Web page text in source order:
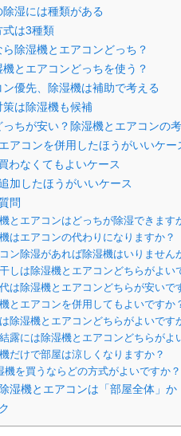
除湿には種類がある
式は3種類
除湿機とエアコンどっち？
とエアコンどっちを使う？
ン優先、除湿機は補助で考える
策は除湿機も候補
っちが安い？除湿機とエアコンの
アコンを併用したほうがいいケー
わなくてもよいケース
加したほうがいいケース
問
とエアコンはどっちが除湿できます
はエアコンの代わりになりますか？
ン除湿があれば除湿機はいりません
しは除湿機とエアコンどちらがよい
は除湿機とエアコンどちらが安いで
とエアコンを併用してもよいですか
除湿機とエアコンどちらがよいです
露には除湿機とエアコンどちらがよ
だけで部屋は涼しくなりますか？
機を買うならどの方式がよいですか？
湿機とエアコンは「部屋全体」